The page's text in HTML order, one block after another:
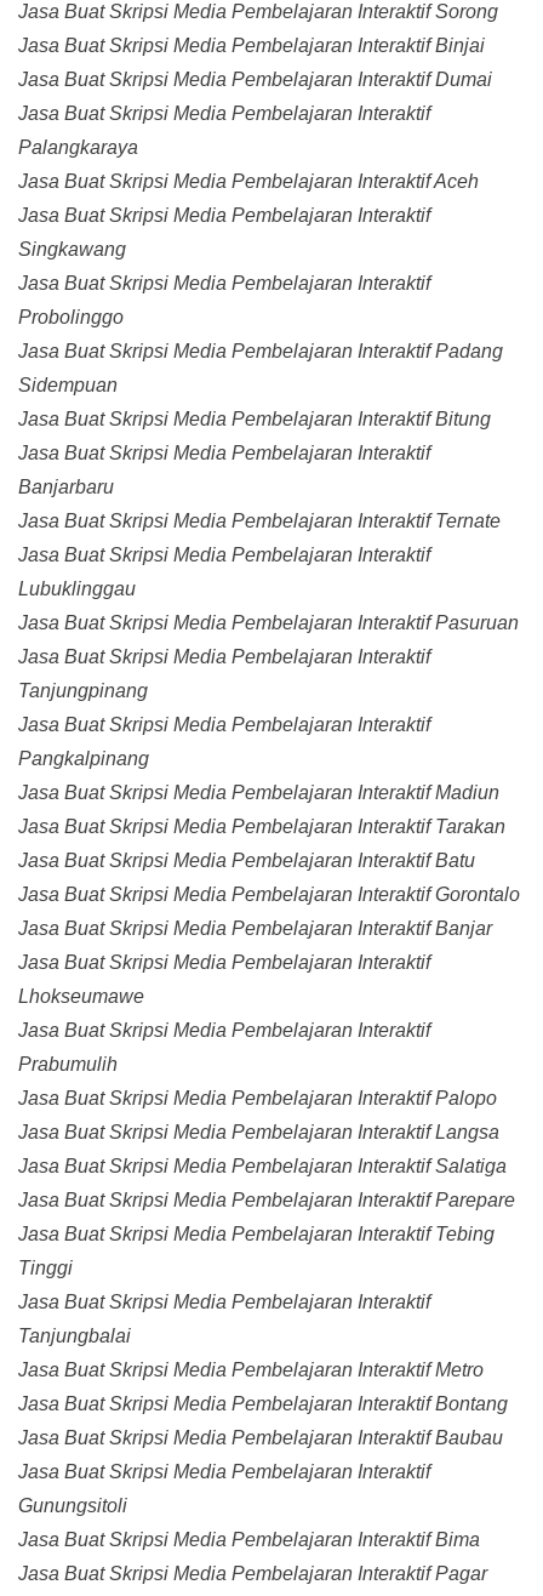
Jasa Buat Skripsi Media Pembelajaran Interaktif Sorong
Jasa Buat Skripsi Media Pembelajaran Interaktif Binjai
Jasa Buat Skripsi Media Pembelajaran Interaktif Dumai
Jasa Buat Skripsi Media Pembelajaran Interaktif
Palangkaraya
Jasa Buat Skripsi Media Pembelajaran Interaktif Aceh
Jasa Buat Skripsi Media Pembelajaran Interaktif
Singkawang
Jasa Buat Skripsi Media Pembelajaran Interaktif
Probolinggo
Jasa Buat Skripsi Media Pembelajaran Interaktif Padang
Sidempuan
Jasa Buat Skripsi Media Pembelajaran Interaktif Bitung
Jasa Buat Skripsi Media Pembelajaran Interaktif
Banjarbaru
Jasa Buat Skripsi Media Pembelajaran Interaktif Ternate
Jasa Buat Skripsi Media Pembelajaran Interaktif
Lubuklinggau
Jasa Buat Skripsi Media Pembelajaran Interaktif Pasuruan
Jasa Buat Skripsi Media Pembelajaran Interaktif
Tanjungpinang
Jasa Buat Skripsi Media Pembelajaran Interaktif
Pangkalpinang
Jasa Buat Skripsi Media Pembelajaran Interaktif Madiun
Jasa Buat Skripsi Media Pembelajaran Interaktif Tarakan
Jasa Buat Skripsi Media Pembelajaran Interaktif Batu
Jasa Buat Skripsi Media Pembelajaran Interaktif Gorontalo
Jasa Buat Skripsi Media Pembelajaran Interaktif Banjar
Jasa Buat Skripsi Media Pembelajaran Interaktif
Lhokseumawe
Jasa Buat Skripsi Media Pembelajaran Interaktif
Prabumulih
Jasa Buat Skripsi Media Pembelajaran Interaktif Palopo
Jasa Buat Skripsi Media Pembelajaran Interaktif Langsa
Jasa Buat Skripsi Media Pembelajaran Interaktif Salatiga
Jasa Buat Skripsi Media Pembelajaran Interaktif Parepare
Jasa Buat Skripsi Media Pembelajaran Interaktif Tebing
Tinggi
Jasa Buat Skripsi Media Pembelajaran Interaktif
Tanjungbalai
Jasa Buat Skripsi Media Pembelajaran Interaktif Metro
Jasa Buat Skripsi Media Pembelajaran Interaktif Bontang
Jasa Buat Skripsi Media Pembelajaran Interaktif Baubau
Jasa Buat Skripsi Media Pembelajaran Interaktif
Gunungsitoli
Jasa Buat Skripsi Media Pembelajaran Interaktif Bima
Jasa Buat Skripsi Media Pembelajaran Interaktif Pagar